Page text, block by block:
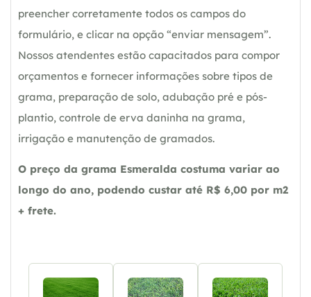
preencher corretamente todos os campos do
formulário, e clicar na opção “enviar mensagem”.
Nossos atendentes estão capacitados para compor
orçamentos e fornecer informações sobre tipos de
grama, preparação de solo, adubação pré e pós-
plantio, controle de erva daninha na grama,
irrigação e manutenção de gramados.
O preço da grama Esmeralda costuma variar ao
longo do ano, podendo custar até R$ 6,00 por m2
+ frete.